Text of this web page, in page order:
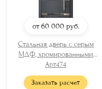
от 60 000 руб.
Стальная дверь с серым
МДФ, хромированными
вставками и бугельной
ручкой
Арт474
Заказать расчет